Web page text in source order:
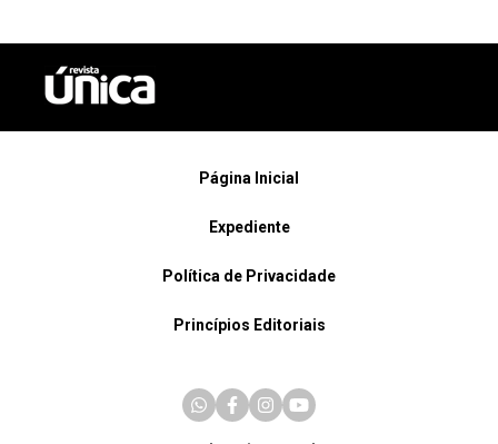
Página Inicial
Expediente
Política de Privacidade
Princípios Editoriais